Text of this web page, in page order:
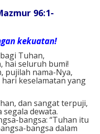
96:1-
kekuatan!
Tuhan,
hai seluruh bumi!
pujilah nama-Nya,
keselamatan yang
dan sangat terpuji,
dewata.
bangsa: “Tuhan itu
bangsa dalam